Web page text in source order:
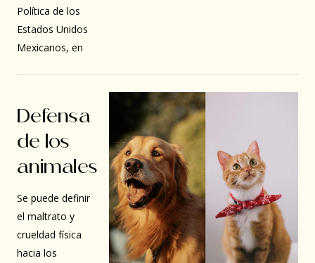
Política de los
Estados Unidos
Mexicanos, en
Defensa
de los
animales
Se puede definir
el maltrato y
crueldad física
hacia los